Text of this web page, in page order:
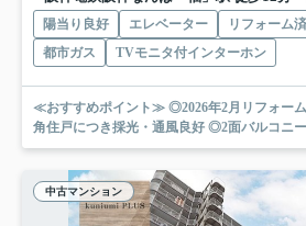
陽当り良好 エレベーター リフォーム済
都市ガス
TVモニタ付インターホン
≪おすすめポイント≫ ◎2026年2月リフォー
角住戸につき採光・通風良好 ◎2面バルコニ
中古マンション